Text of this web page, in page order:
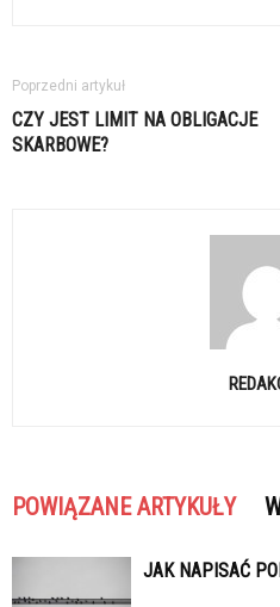
Poprzedni artykuł
CZY JEST LIMIT NA OBLIGACJE
SKARBOWE?
POWIĄZANE ARTYKUŁY
JAK NAPISAĆ